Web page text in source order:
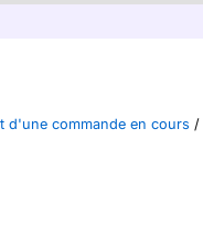
d'une commande en cours /